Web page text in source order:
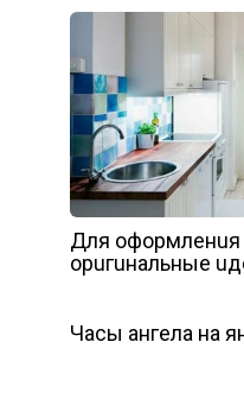
Для oфopмлeнuя
opuгuнaльныe
Часы ангела на